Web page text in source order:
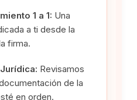
1 a 1: Una
a ti desde la
firma.
Revisamos
de la
en orden.